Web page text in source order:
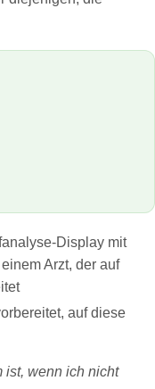
auf diese
ist, wenn ich nicht